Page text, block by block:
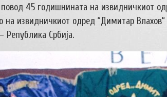
45 годишнината на извидничкиот
на извидничкиот одред “Димитар
Република Србија.